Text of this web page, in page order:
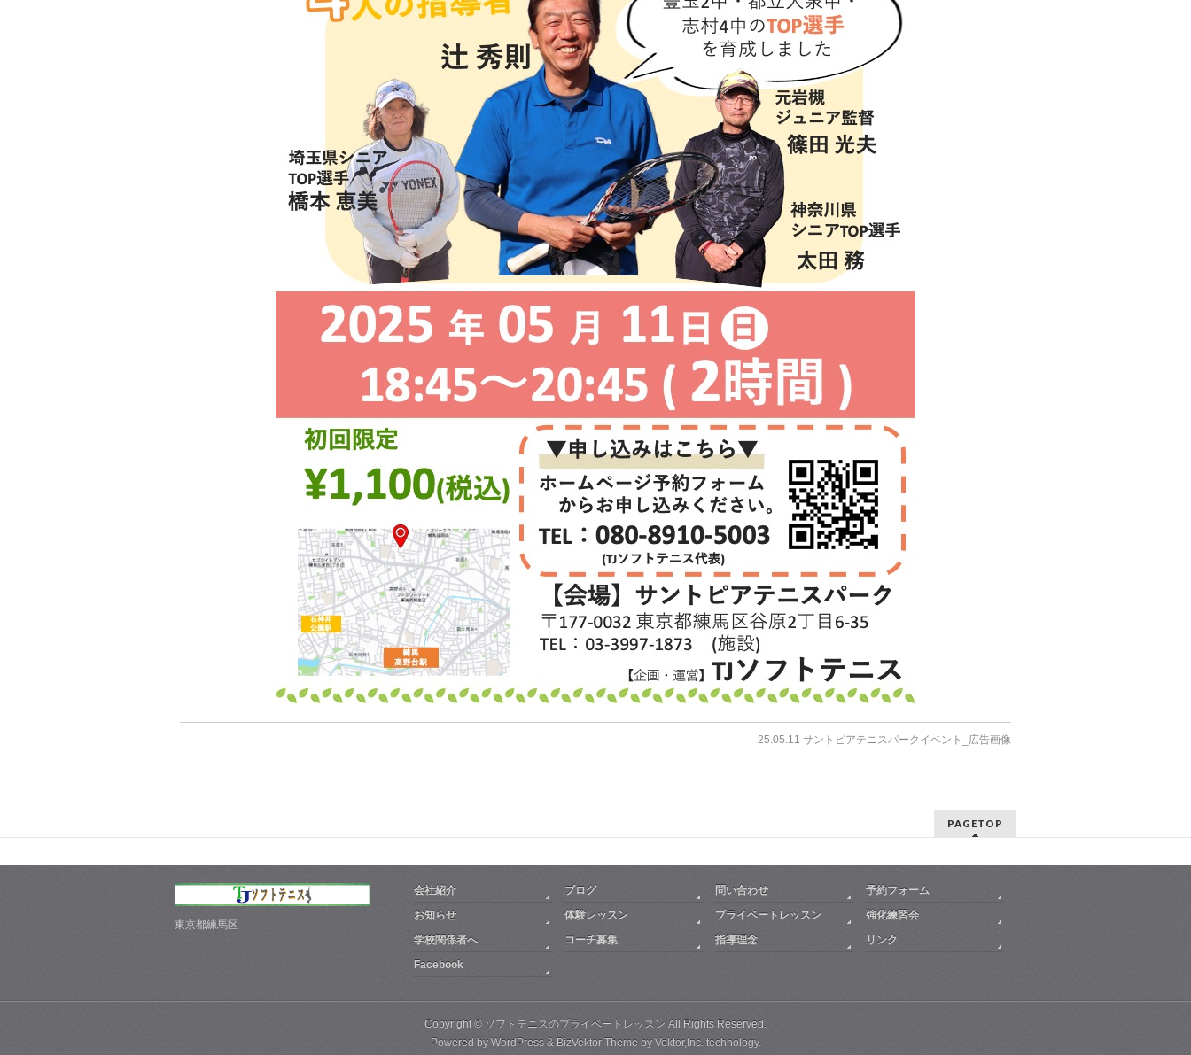
25.05.11 サントピアテニスパークイベント_広告画像
PAGETOP
東京都練馬区
会社紹介 ブログ 問い合わせ
予約フォーム
お知らせ
体験レッスン プライベートレッスン
強化練習会
学校関係者へ
コーチ募集 指導理念
リンク
Facebook
Copyright © ソフトテニスのプライベートレッスン All Rights Reserved.
Powered by WordPress& BizVektor Theme by Vektor,Inc.technology.